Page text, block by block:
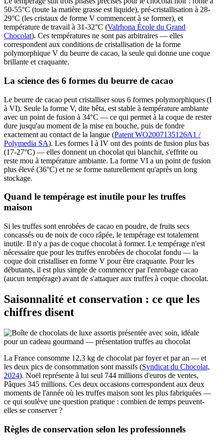
50-55°C (toute la matière grasse est liquide), pré-cristallisation à 28-
29°C (les cristaux de forme V commencent à se former), et
température de travail à 31-32°C (Valrhona École du Grand
Chocolat). Ces températures ne sont pas arbitraires — elles
correspondent aux conditions de cristallisation de la forme
polymorphique V du beurre de cacao, la seule qui donne une coque
brillante et craquante.
La science des 6 formes du beurre de cacao
Le beurre de cacao peut cristalliser sous 6 formes polymorphiques (I
à VI). Seule la forme V, dite bêta, est stable à température ambiante
avec un point de fusion à 34°C — ce qui permet à la coque de rester
dure jusqu'au moment de la mise en bouche, puis de fondre
exactement au contact de la langue (Patent WO2007135126A1 /
Polymedia SA). Les formes I à IV ont des points de fusion plus bas
(17-27°C) — elles donnent un chocolat qui blanchit, s'effrite ou
reste mou à température ambiante. La forme VI a un point de fusion
plus élevé (36°C) et ne se forme naturellement qu'après un long
stockage.
Quand le tempérage est inutile pour les truffes
maison
Si les truffes sont enrobées de cacao en poudre, de fruits secs
concassés ou de noix de coco râpée, le tempérage est totalement
inutile. Il n'y a pas de coque chocolat à former. Le tempérage n'est
nécessaire que pour les truffes enrobées de chocolat fondu — la
coque doit cristalliser en forme V pour être craquante. Pour les
débutants, il est plus simple de commencer par l'enrobage cacao
(aucun tempérage) avant de s'attaquer aux truffes à coque chocolat.
Saisonnalité et conservation : ce que les
chiffres disent
La France consomme 12,3 kg de chocolat par foyer et par an — et
les deux pics de consommation sont massifs (Syndicat du Chocolat,
2024). Noël représente à lui seul 744 millions d'euros de ventes,
Pâques 345 millions. Ces deux occasions correspondent aux deux
moments de l'année où les truffes maison sont les plus fabriquées —
ce qui soulève une question pratique : combien de temps peuvent-
elles se conserver ?
Règles de conservation selon les professionnels